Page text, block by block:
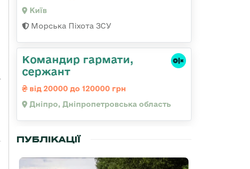
Київ
Морська Піхота ЗСУ
Командир гармати,
сержант
від 20000 до 120000 грн
Дніпро, Дніпропетровська область
ПУБЛІКАЦІЇ